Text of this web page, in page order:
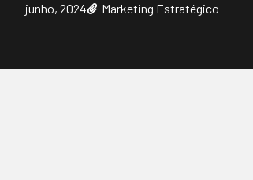
junho, 2024 Marketing Estratégico